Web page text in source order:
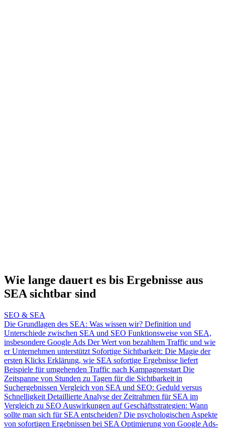
Wie lange dauert es bis Ergebnisse aus
SEA sichtbar sind
SEO & SEA
Die Grundlagen des SEA: Was wissen wir? Definition und
Unterschiede zwischen SEA und SEO Funktionsweise von SEA,
insbesondere Google Ads Der Wert von bezahltem Traffic und wie
er Unternehmen unterstützt Sofortige Sichtbarkeit: Die Magie der
ersten Klicks Erklärung, wie SEA sofortige Ergebnisse liefert
Beispiele für umgehenden Traffic nach Kampagnenstart Die
Zeitspanne von Stunden zu Tagen für die Sichtbarkeit in
Suchergebnissen Vergleich von SEA und SEO: Geduld versus
Schnelligkeit Detaillierte Analyse der Zeitrahmen für SEA im
Vergleich zu SEO Auswirkungen auf Geschäftsstrategien: Wann
sollte man sich für SEA entscheiden? Die psychologischen Aspekte
von sofortigen Ergebnissen bei SEA Optimierung von Google Ads-